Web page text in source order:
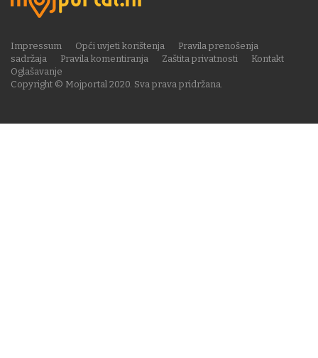
Copyright © Mojportal 2020. Sva prava pridržana.
Impressum Opći uvjeti korištenja
Pravila prenošenja
sadržaja
Pravila komentiranja Zaštita privatnosti
Kontakt
Oglašavanje